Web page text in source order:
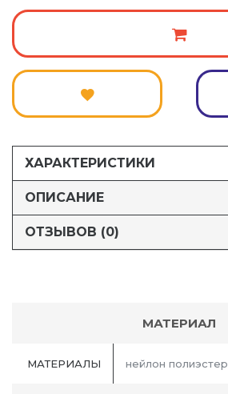
ХАРАКТЕРИСТИКИ
ОПИСАНИЕ
ОТЗЫВОВ (0)
МАТЕРИАЛ
МАТЕРИАЛЫ нейлон полиэстер